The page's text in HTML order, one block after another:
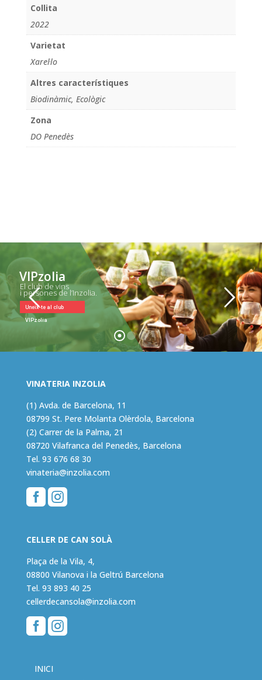
Collita
2022
Varietat
Xarel·lo
Altres característiques
Biodinàmic, Ecològic
Zona
DO Penedès
VIPzolia
Uneix-te al club
VIPzolia
El club de vins
i persones de l’Inzolia.
VINATERIA INZOLIA
(1) Avda. de Barcelona, 11
08799 St. Pere Molanta Olèrdola, Barcelona
(2) Carrer de la Palma, 21
08720 Vilafranca del Penedès, Barcelona
Tel. 93 676 68 30
vinateria@inzolia.com

CELLER DE CAN SOLÀ
Plaça de la Vila, 4,
08800 Vilanova i la Geltrú Barcelona
Tel. 93 893 40 25
cellerdecansola@inzolia.com
 
INICI